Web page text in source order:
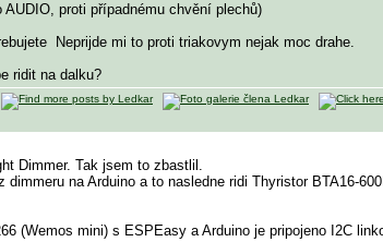
proti případnému chvění plechů)
Neprijde mi to proti triakovym nejak moc drahe.
ridit na dalku?
Dimmer. Tak jsem to zbastlil.
dimmeru na Arduino a to nasledne ridi Thyristor BTA16-
(Wemos mini) s ESPEasy a Arduino je pripojeno I2C